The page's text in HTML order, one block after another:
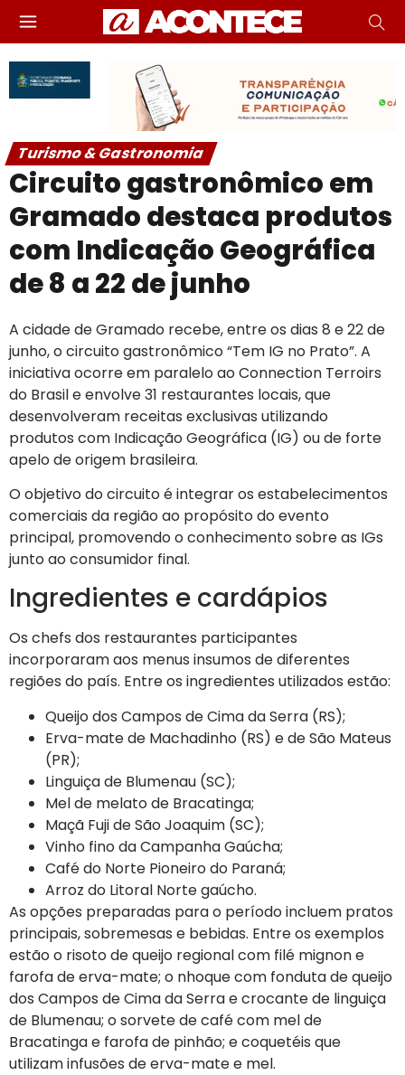
Turismo & Gastronomia
Circuito gastronômico em
Gramado destaca produtos
com Indicação Geográfica
de 8 a 22 de junho
A cidade de Gramado recebe, entre os dias 8 e 22 de
junho, o circuito gastronômico “Tem IG no Prato”. A
iniciativa ocorre em paralelo ao Connection Terroirs
do Brasil e envolve 31 restaurantes locais, que
desenvolveram receitas exclusivas utilizando
produtos com Indicação Geográfica (IG) ou de forte
apelo de origem brasileira.
O objetivo do circuito é integrar os estabelecimentos
comerciais da região ao propósito do evento
principal, promovendo o conhecimento sobre as IGs
junto ao consumidor final.
Ingredientes e cardápios
Os chefs dos restaurantes participantes
incorporaram aos menus insumos de diferentes
regiões do país. Entre os ingredientes utilizados estão:
Queijo dos Campos de Cima da Serra (RS);
Erva-mate de Machadinho (RS) e de São Mateus
(PR);
Linguiça de Blumenau (SC);
Mel de melato de Bracatinga;
Maçã Fuji de São Joaquim (SC);
Vinho fino da Campanha Gaúcha;
Café do Norte Pioneiro do Paraná;
Arroz do Litoral Norte gaúcho.
As opções preparadas para o período incluem pratos
principais, sobremesas e bebidas. Entre os exemplos
estão o risoto de queijo regional com filé mignon e
farofa de erva-mate; o nhoque com fonduta de queijo
dos Campos de Cima da Serra e crocante de linguiça
de Blumenau; o sorvete de café com mel de
Bracatinga e farofa de pinhão; e coquetéis que
utilizam infusões de erva-mate e mel.